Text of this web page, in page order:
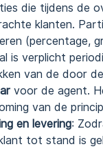
die tijdens de
klanten.
(percentage,
is verplicht
van de door
voor de agent.
van de
en levering:
tot stand is